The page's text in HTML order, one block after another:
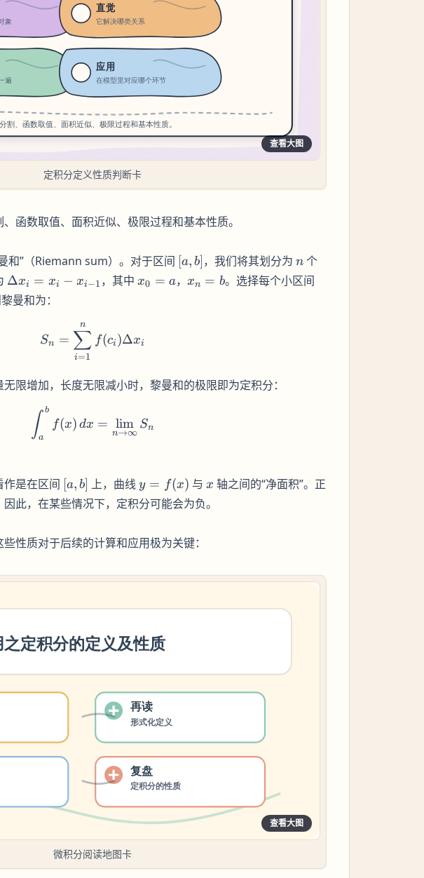
查看大图
定积分定义性质判断卡
函数取值、面积近似、极限过程和基本性质。
和”（Riemann sum）。对于区间 [a,
[a, b]，我们将其划分为n
n 个
\Delta
x_i =
x_{i}
Δxi = xi − xi−1 ，其中x_0
x0 = a， x_n
xn = b。选择每个小区间
曼和为：
Sn =
i=1
∑
n
f(ci )Δxi
限增加，长度无限减小时，黎曼和的极限即为定积分：
∫a
b
f(x) dx =
n→∞
lim Sn
作是在区间 [a,
b]
[a, b] 上，曲线y =
f(x)
y = f(x) 与 x
x 轴之间的“净面积”。正
此，在某些情况下，定积分可能会为负。
性质对于后续的计算和应用极为关键：
查看大图
微积分阅读地图卡